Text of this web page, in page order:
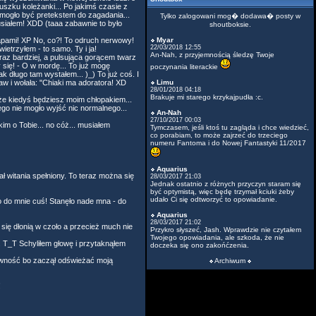
koleżanki... Po jakimś czasie z
być pretekstem do zagadania...
XDD (taaa zabawnie to było
XP No, co?! To odruch nerwowy!
- to samo. Ty i ja!
bardziej, a pulsująca gorącem twarz
się! - O w mordę... To już mogę
długo tam wystałem... )_) To już coś. I
i wołała: "Chiaki ma adoratora! XD
kiedyś będziesz moim chłopakiem...
nie mogło wyjść nic normalnego...
o Tobie... no cóż... musiałem
witania spełniony. To teraz można się
do mnie cuś! Stanęło nade mna - do
dłonią w czoło a przecież much nie
Schyliłem głowę i przytaknąłem
bo zaczął odświeżać moją
Tylko zalogowani mog� dodawa� posty w
shoutboksie.
Myar
22/03/2018 12:55
An-Nah, z przyjemnością śledzę Twoje
poczynania literackie
Limu
28/01/2018 04:18
Brakuje mi starego krzykajpudła :c.
An-Nah
27/10/2017 00:03
Tymczasem, jeśli ktoś tu zagląda i chce wiedzieć,
co porabiam, to może zajrzeć do trzeciego
numeru Fantoma i do Nowej Fantastyki 11/2017
Aquarius
28/03/2017 21:03
Jednak ostatnio z różnych przyczyn staram się
być optymistą, więc będę trzymał kciuki żeby
udało Ci się odtworzyć to opowiadanie.
Aquarius
28/03/2017 21:02
Przykro słyszeć, Jash. Wprawdzie nie czytałem
Twojego opowiadania, ale szkoda, że nie
doczeka się ono zakońćzenia.
Archiwum